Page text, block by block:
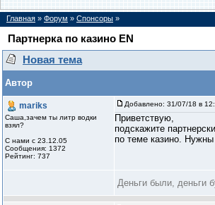
Главная » Форум » Спонсоры »
Партнерка по казино EN
Новая тема
Автор
mariks
Саша,зачем ты литр водки
взял?
С нами с 23.12.05
Сообщения: 1372
Рейтинг: 737
Добавлено: 31/07/18 в
Приветствую,
подскажите
по теме казино.
Деньги были, деньги